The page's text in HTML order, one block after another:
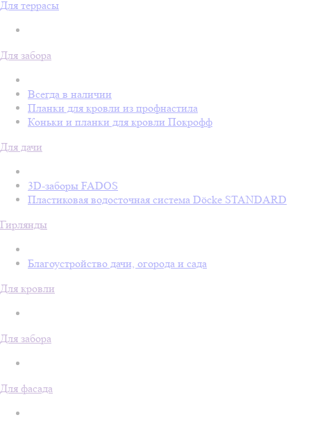
Для террасы
Для забора
Всегда в наличии
Планки для кровли из профнастила
Коньки и планки для кровли Покрофф
Для дачи
3D-заборы FADOS
Пластиковая водосточная система Döcke STANDARD
Гирлянды
Благоустройство дачи, огорода и сада
Для кровли
Для забора
Для фасада